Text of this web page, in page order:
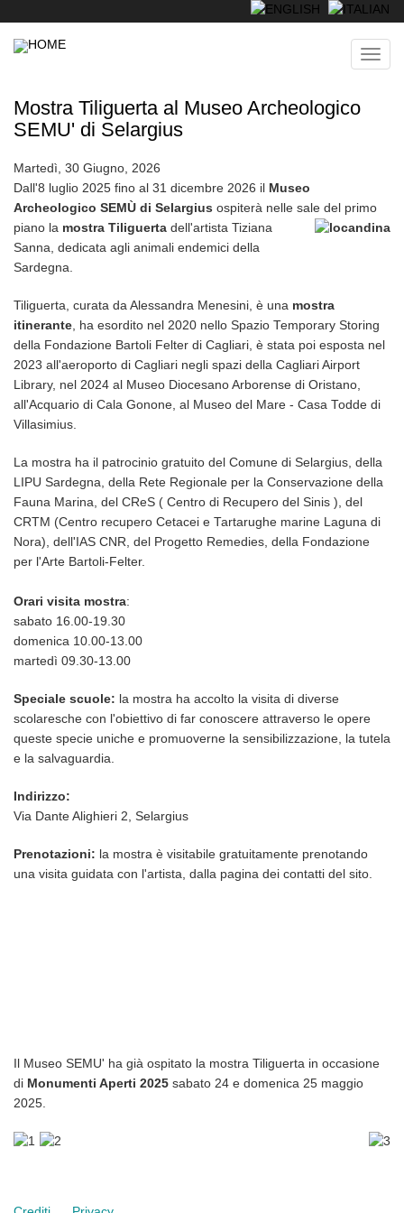
main
Mostra Tiliguerta al Museo Archeologico
SEMU' di Selargius
Martedì, 30 Giugno, 2026
Dall'8 luglio 2025 fino al 31 dicembre 2026 il Museo
Archeologico SEMÙ di Selargius ospiterà nelle sale del primo
piano la mostra Tiliguerta dell'artista Tiziana
Sanna, dedicata agli animali endemici della
Sardegna.
Tiliguerta, curata da Alessandra Menesini, è una mostra
itinerante, ha esordito nel 2020 nello Spazio Temporary Storing
della Fondazione Bartoli Felter di Cagliari, è stata poi esposta nel
2023 all'aeroporto di Cagliari negli spazi della Cagliari Airport
Library, nel 2024 al Museo Diocesano Arborense di Oristano,
all'Acquario di Cala Gonone, al Museo del Mare - Casa Todde di
Villasimius.
La mostra ha il patrocinio gratuito del Comune di Selargius, della
LIPU Sardegna, della Rete Regionale per la Conservazione della
Fauna Marina, del CReS ( Centro di Recupero del Sinis ), del
CRTM (Centro recupero Cetacei e Tartarughe marine Laguna di
Nora), dell'IAS CNR, del Progetto Remedies, della Fondazione
per l'Arte Bartoli-Felter.
Orari visita mostra:
sabato 16.00-19.30
domenica 10.00-13.00
martedì 09.30-13.00
Speciale scuole: la mostra ha accolto la visita di diverse
scolaresche con l'obiettivo di far conoscere attraverso le opere
queste specie uniche e promuoverne la sensibilizzazione, la tutela
e la salvaguardia.
Indirizzo:
Via Dante Alighieri 2, Selargius
Prenotazioni: la mostra è visitabile gratuitamente prenotando
una visita guidata con l'artista, dalla pagina dei contatti del sito.
Il Museo SEMU' ha già ospitato la mostra Tiliguerta in occasione
di Monumenti Aperti 2025 sabato 24 e domenica 25 maggio
2025.